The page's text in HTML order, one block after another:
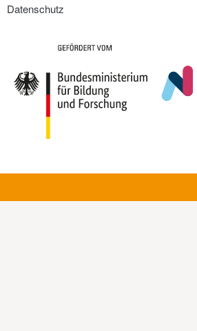
Datenschutz